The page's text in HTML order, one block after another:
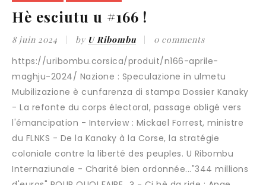
Hè esciutu u #166 !
8 juin 2024 by U Ribombu 0 comments
https://uribombu.corsica/produit/n166-aprile-
maghju-2024/ Nazione : Speculazione in ulmetu
Mubilizazione è cunfarenza di stampa Dossier Kanaky
- La refonte du corps électoral, passage obligé vers
l'émancipation - Interview : Mickael Forrest, ministre
du FLNKS - De la Kanaky à la Corse, la stratégie
coloniale contre la liberté des peuples. U Ribombu
Internaziunale - Charité bien ordonnée..."344 millions